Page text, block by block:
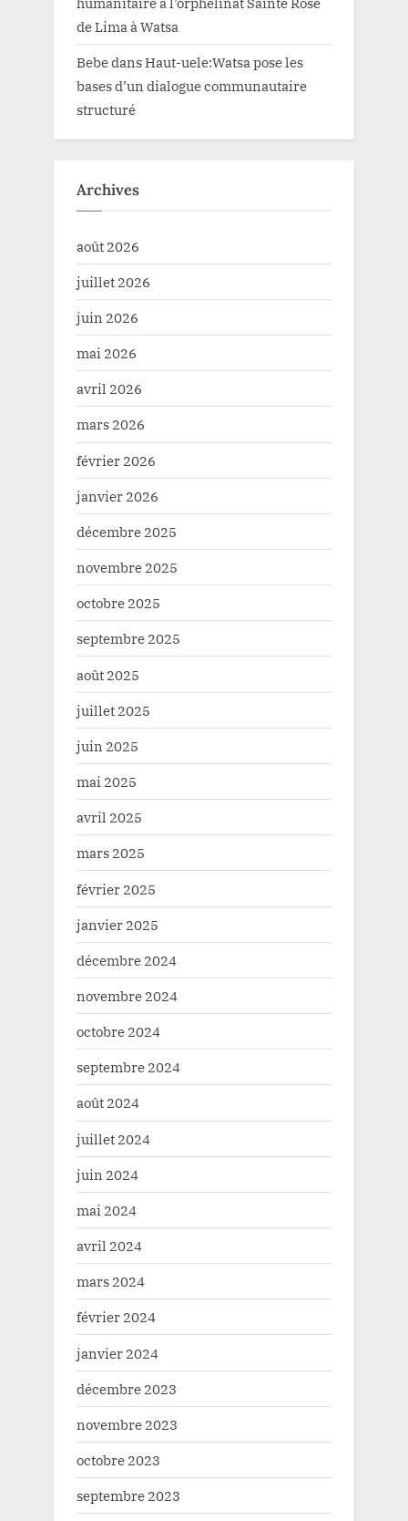
de Lima à Watsa
BebedansHaut-uele:Watsa pose les
bases d’un dialogue communautaire
structuré
Archives
août 2026
juillet 2026
juin 2026
mai 2026
avril 2026
mars 2026
février 2026
janvier 2026
décembre 2025
novembre 2025
octobre 2025
septembre 2025
août 2025
juillet 2025
juin 2025
mai 2025
avril 2025
mars 2025
février 2025
janvier 2025
décembre 2024
novembre 2024
octobre 2024
septembre 2024
août 2024
juillet 2024
juin 2024
mai 2024
avril 2024
mars 2024
février 2024
janvier 2024
décembre 2023
novembre 2023
octobre 2023
septembre 2023